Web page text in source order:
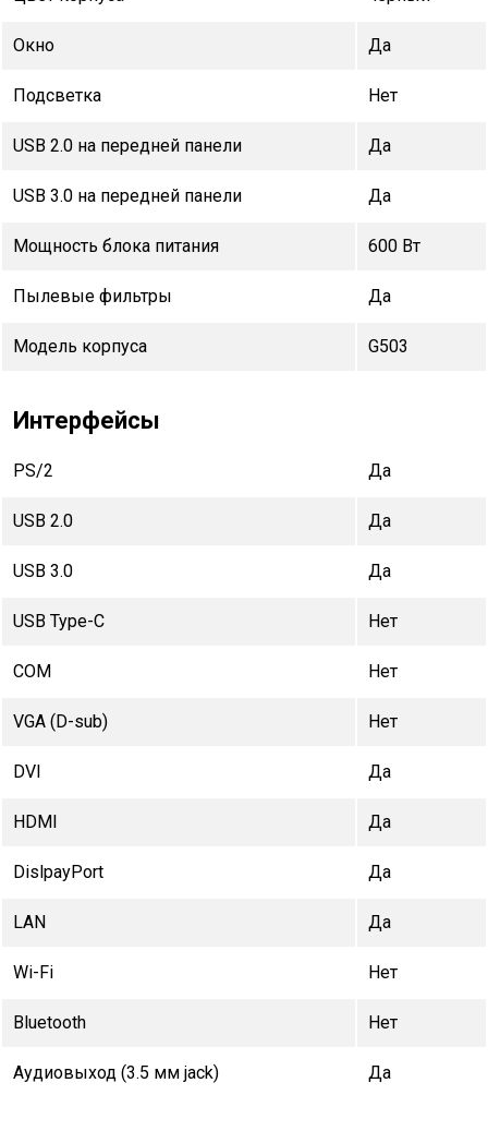
Окно Да
Подсветка Нет
USB 2.0 на передней панели Да
USB 3.0 на передней панели Да
Мощность блока питания 600 Вт
Пылевые фильтры Да
Модель корпуса G503
Интерфейсы
PS/2 Да
USB 2.0 Да
USB 3.0 Да
USB Type-C Нет
COM Нет
VGA (D-sub) Нет
DVI Да
HDMI Да
DislpayPort Да
LAN Да
Wi-Fi Нет
Bluetooth Нет
Аудиовыход (3.5 мм jack) Да